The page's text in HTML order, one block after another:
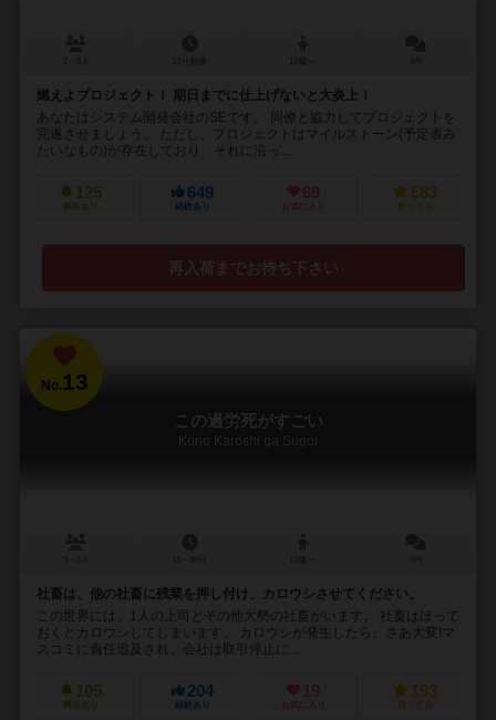
燃えよプロジェクト！ 期日までに仕上げないと大炎上！
あなたはシステム開発会社のSEです。 同僚と協力してプロジェクトを
完遂させましょう。 ただし、プロジェクトはマイルストーン(予定表み
たいなもの)が存在しており、それに沿っ...
125
興味あり
649
経験あり
69
お気に入り
583
持ってる
再入荷までお待ち下さい
No.13
この過労死がすごい
Kono Karoshi ga Sugoi
社畜は、他の社畜に残業を押し付け、カロウシさせてください。
この世界には、1人の上司とその他大勢の社畜がいます。 社畜はほって
おくとカロウシしてしまいます。 カロウシが発生したら、さあ大変!マ
スコミに責任追及され、会社は取引停止に...
105
興味あり
204
経験あり
19
お気に入り
193
持ってる